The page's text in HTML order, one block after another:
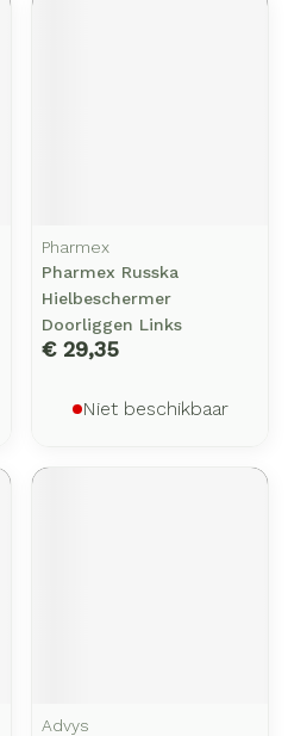
Pharmex
Pharmex Russka
Hielbeschermer
Doorliggen Links
€ 29,35
Niet beschikbaar
Advys